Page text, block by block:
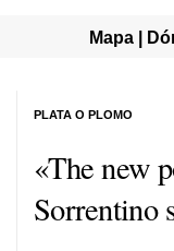
Mapa |
«The new
Sorrentino
PLATA O PLOMO